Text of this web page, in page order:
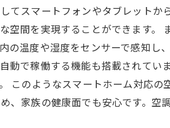
てスマートフォンやタブレット
空間を実現することができます
の温度や湿度をセンサーで感知
動で稼働する機能も搭載されて
このようなスマートホーム対応
、家族の健康面でも安心です。